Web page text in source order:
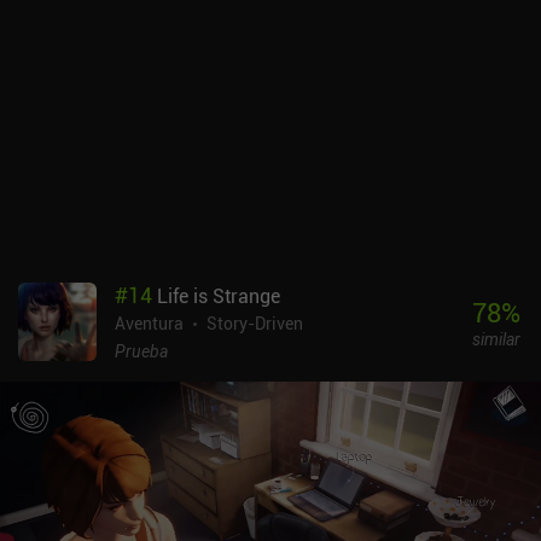
#14 Life is Strange
Aventura
Story-Driven
Prueba
78%
similar